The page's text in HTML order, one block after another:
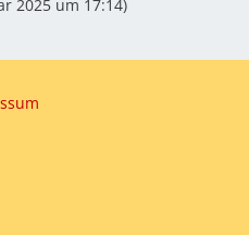
2025 um 17:14)